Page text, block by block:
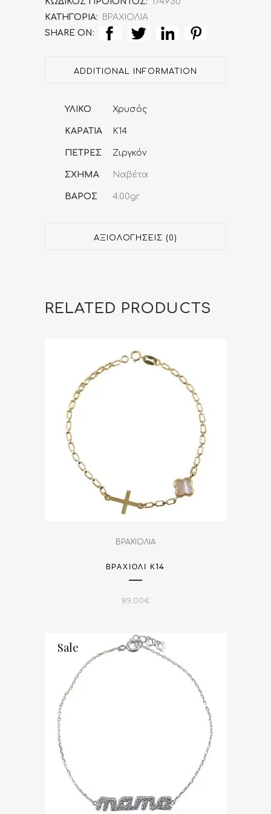
Ριβιέρα
ΚΑΤΗΓΟΡΊΑ:
ΒΡΑΧΙΟΛΙΑ
SHARE ON:
ADDITIONAL INFORMATION
ΥΛΙΚΟ Χρυσός
ΚΑΡΑΤΙΑ K14
ΠΕΤΡΕΣ Ζιργκόν
ΣΧΗΜΑ Ναβέτα
ΒΑΡΟΣ 4.00gr
ΑΞΙΟΛΟΓΉΣΕΙΣ (0)
RELATED PRODUCTS
ΒΡΑΧΙΟΛΙΑ
ΒΡΑΧΙΌΛΙ Κ14
89.00€
Sale